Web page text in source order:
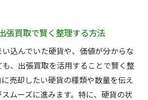
張買取で賢く整理する方法
込んでいた硬貨や、価値が分からな
も、出張買取を活用することで賢く整
売却したい硬貨の種類や数量を伝え
ムーズに進みます。特に、硬貨の状